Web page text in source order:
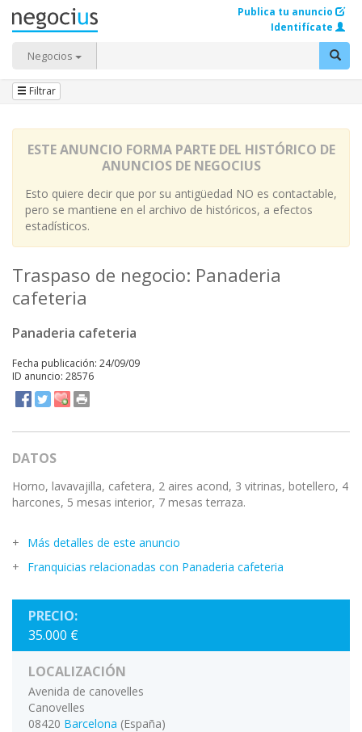
Negocios
Publica tu anuncio
Identifícate
Filtrar
ESTE ANUNCIO FORMA PARTE DEL HISTÓRICO DE
ANUNCIOS DE NEGOCIUS
Esto quiere decir que por su antigüedad NO es contactable,
pero se mantiene en el archivo de históricos, a efectos
estadísticos.
Traspaso de negocio: Panaderia
cafeteria
Panaderia cafeteria
Fecha publicación: 24/09/09
ID anuncio: 28576
DATOS
Horno, lavavajilla, cafetera, 2 aires acond, 3 vitrinas, botellero, 4
harcones, 5 mesas interior, 7 mesas terraza.
Más detalles de este anuncio
Franquicias relacionadas con Panaderia cafeteria
PRECIO:
35.000 €
LOCALIZACIÓN
Avenida de canovelles
Canovelles
08420 Barcelona (España)